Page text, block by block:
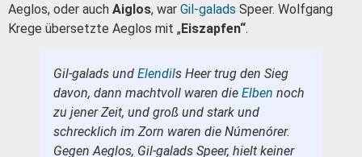
Aeglos, oder auch Aiglos, war Gil-galads Speer. Wolfgang
Krege übersetzte Aeglos mit „Eiszapfen“.
Gil-galads und Elendils Heer trug den Sieg
davon, dann machtvoll waren die Elben noch
zu jener Zeit, und groß und stark und
schrecklich im Zorn waren die Númenórer.
Gegen Aeglos, Gil-galads Speer, hielt keiner